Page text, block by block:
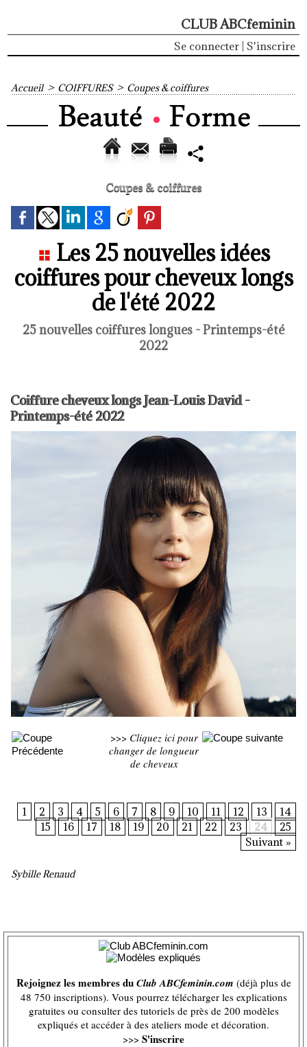
CLUB ABCfeminin
Se connecter S'inscrire
Accueil > COIFFURES > Coupes & coiffures
Coupes & coiffures
Les 25 nouvelles idées
coiffures pour cheveux longs
de l'été 2022
25 nouvelles coiffures longues - Printemps-été
2022
Coiffure cheveux longs Jean-Louis David -
Printemps-été 2022
>>> Cliquez ici pour
changer de longueur
de cheveux
1 2 3 4 5 6 7 8 9 10 11 12 13
14
15
16 17 18 19 20 21 22 23 24
25
Suivant »
Sybille Renaud
Rejoignez les membres duClub ABCfeminin.com (déjà plus de
48 750 inscriptions). Vous pourrez télécharger les explications
gratuites ou consulter des tutoriels de près de 200 modèles
expliqués et accéder à des ateliers mode et décoration.
>>> S'inscrire